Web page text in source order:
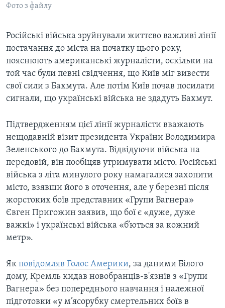
Фото з файлу
Російські війська зруйнували життєво важливі лінії
постачання до міста на початку цього року,
пояснюють американські журналісти, оскільки на
той час були певні свідчення, що Київ міг вивести
свої сили з Бахмута. Але потім Київ почав посилати
сигнали, що українські війська не здадуть Бахмут.
Підтвердженням цієї лінії журналісти вважають
нещодавній візит президента України Володимира
Зеленського до Бахмута. Відвідуючи війська на
передовій, він пообіцяв утримувати місто. Російські
війська з літа минулого року намагалися захопити
місто, взявши його в оточення, але у березні після
жорстоких боїв представник «Групи Вагнера»
Євген Пригожин заявив, що бої є «дуже, дуже
важкі» і українські війська «б’ються за кожний
метр».
Як повідомляв Голос Америки, за даними Білого
дому, Кремль кидав новобранців-в'язнів з «Групи
Вагнера» без попереднього навчання і належної
підготовки «у м’ясорубку смертельних боїв в